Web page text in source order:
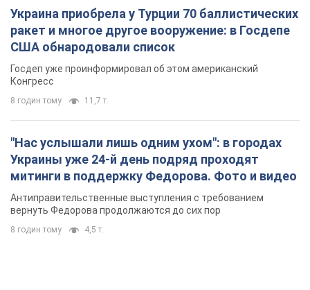
Украина приобрела у Турции 70 баллистических
ракет и многое другое вооружение: в Госдепе
США обнародовали список
Госдеп уже проинформировал об этом американский
Конгресс
8 годин тому 11,7 т.
"Нас услышали лишь одним ухом": в городах
Украины уже 24-й день подряд проходят
митинги в поддержку Федорова. Фото и видео
Антиправительственные выступления с требованием
вернуть Федорова продолжаются до сих пор
8 годин тому 4,5 т.